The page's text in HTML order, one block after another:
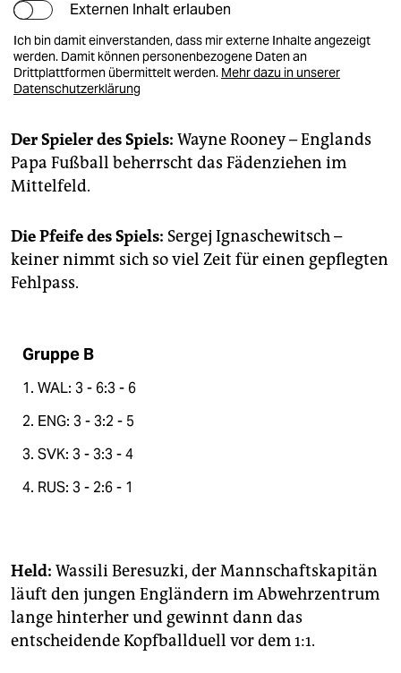
Externen Inhalt erlauben
Ich bin damit einverstanden, dass mir externe Inhalte angezeigt
werden. Damit können personenbezogene Daten an
Drittplattformen übermittelt werden. Mehr dazu in unserer
Datenschutzerklärung
Der Spieler des Spiels: Wayne Rooney – Englands
Papa Fußball beherrscht das Fädenziehen im
Mittelfeld.
Die Pfeife des Spiels: Sergej Ignaschewitsch –
keiner nimmt sich so viel Zeit für einen gepflegten
Fehlpass.
Gruppe B
1. WAL: 3 - 6:3 - 6
2. ENG: 3 - 3:2 - 5
3. SVK: 3 - 3:3 - 4
4. RUS: 3 - 2:6 - 1
Held: Wassili Beresuzki, der Mannschaftskapitän
läuft den jungen Engländern im Abwehrzentrum
lange hinterher und gewinnt dann das
entscheidende Kopfballduell vor dem 1:1.